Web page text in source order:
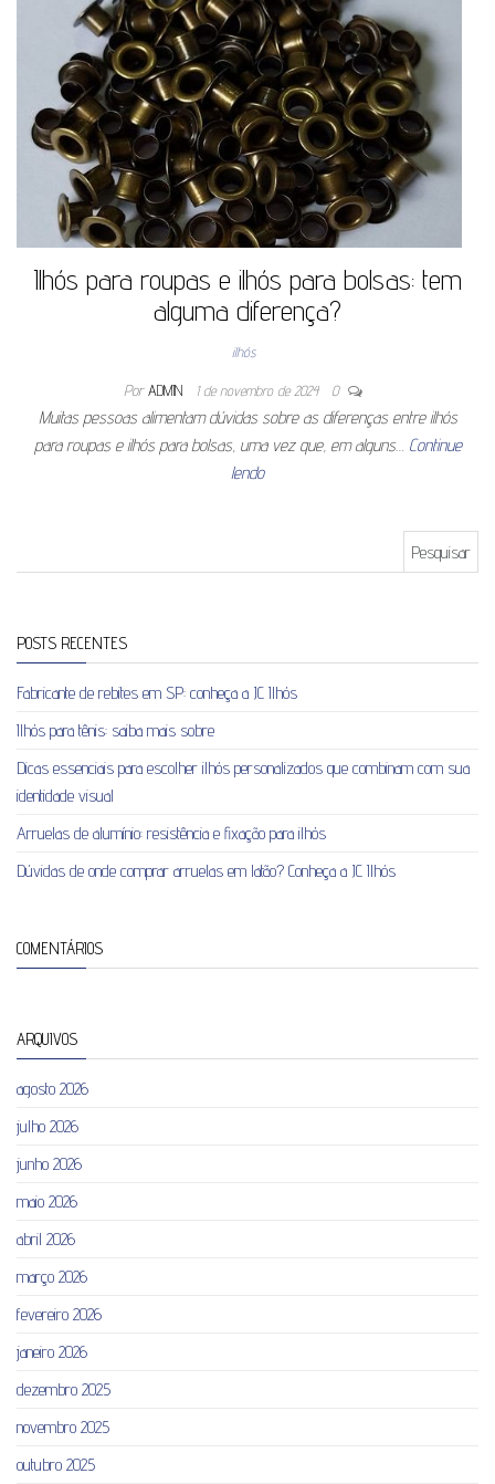
Ilhós para roupas e ilhós para bolsas: tem
alguma diferença?
ilhós
Por ADMIN 1 de novembro de 2024 0
Muitas pessoas alimentam dúvidas sobre as diferenças entre ilhós
para roupas e ilhós para bolsas, uma vez que, em alguns… Continue
lendo
POSTS RECENTES
Fabricante de rebites em SP: conheça a JC Ilhós
Ilhós para tênis: saiba mais sobre
Dicas essenciais para escolher ilhós personalizados que combinam com sua
identidade visual
Arruelas de alumínio: resistência e fixação para ilhós
Dúvidas de onde comprar arruelas em latão? Conheça a JC Ilhós
COMENTÁRIOS
ARQUIVOS
agosto 2026
julho 2026
junho 2026
maio 2026
abril 2026
março 2026
fevereiro 2026
janeiro 2026
dezembro 2025
novembro 2025
outubro 2025